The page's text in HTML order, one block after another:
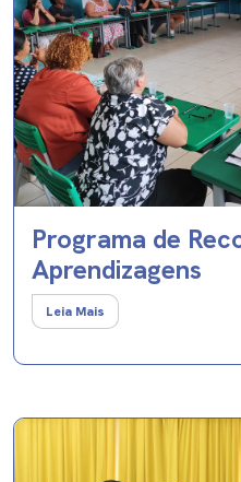
Programa de
Aprendizagens
Leia Mais